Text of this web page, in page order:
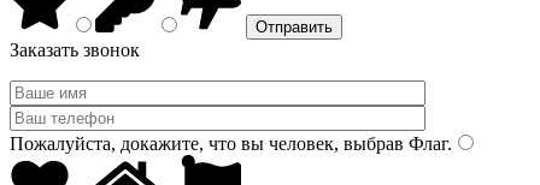
Заказать звонок
Пожалуйста, докажите, что вы человек, выбрав Флаг.